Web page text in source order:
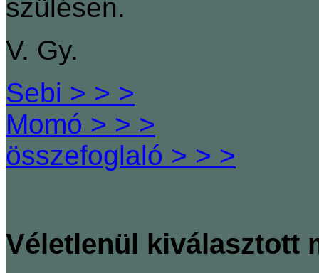
szülésen.
V. Gy.
Sebi > > >
Momó > > >
összefoglaló > > >
Véletlenül kiválasztott